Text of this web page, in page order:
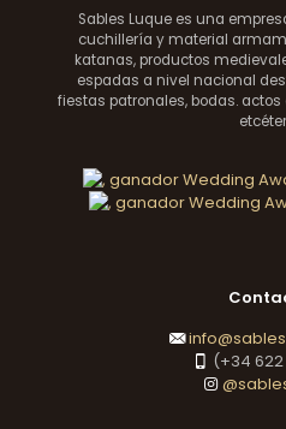
Sables Luque es una
cuchillería y material
katanas, productos
espadas a nivel nacional
fiestas patronales, bodas.
(+34 622